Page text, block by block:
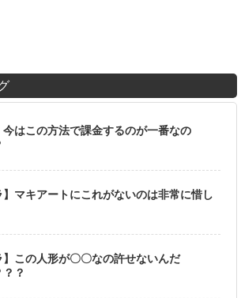
今はこの方法で課金するのが一番なの
】マキアートにこれがないのは非常に惜し
】この人形が〇〇なの許せないんだ
？